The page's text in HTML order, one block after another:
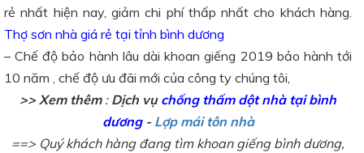
rẻ nhất hiện nay, giảm chi phí thấp nhất cho khách hàng.
Thợ sơn nhà giá rẻ tại tỉnh bình dương
– Chế độ bảo hành lâu dài khoan giếng 2019 bảo hành tới
10 năm , chế độ ưu đãi mới của công ty chúng tôi,
>> Xem thêm: Dịch vụchống thấm dột nhà tại bình
dương- Lợp mái tôn nhà
==> Quý khách hàng đang tìm khoan giếng bình dương,